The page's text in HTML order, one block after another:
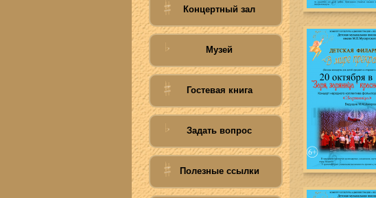
Концертный зал
Музей
Гостевая книга
Задать вопрос
Полезные ссылки